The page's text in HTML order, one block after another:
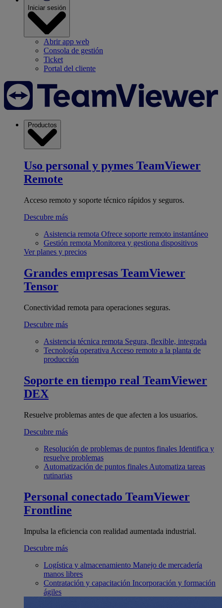
Iniciar sesión
Abrir app web
Consola de gestión
Ticket
Portal del cliente
Productos
Uso personal y pymes TeamViewer
Remote
Acceso remoto y soporte técnico rápidos y seguros.
Descubre más
Asistencia remota Ofrece soporte remoto instantáneo
Gestión remota Monitorea y gestiona dispositivos
Ver planes y precios
Grandes empresas TeamViewer
Tensor
Conectividad remota para operaciones seguras.
Descubre más
Asistencia técnica remota Segura, flexible, integrada
Tecnología operativa Acceso remoto a la planta de
producción
Soporte en tiempo real TeamViewer
DEX
Resuelve problemas antes de que afecten a los usuarios.
Descubre más
Resolución de problemas de puntos finales Identifica y
resuelve problemas
Automatización de puntos finales Automatiza tareas
rutinarias
Personal conectado TeamViewer
Frontline
Impulsa la eficiencia con realidad aumentada industrial.
Descubre más
Logística y almacenamiento Manejo de mercadería
manos libres
Contratación y capacitación Incorporación y formación
ágiles